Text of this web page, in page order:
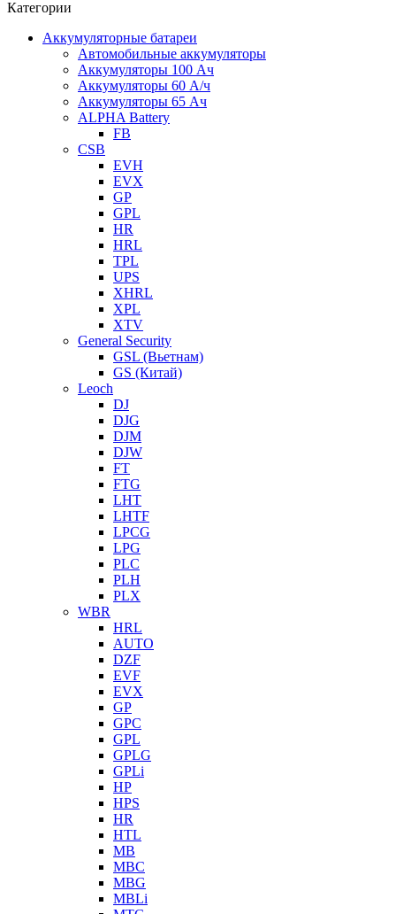
Категории
Аккумуляторные батареи
Автомобильные аккумуляторы
Аккумуляторы 100 Ач
Аккумуляторы 60 А/ч
Аккумуляторы 65 Ач
ALPHA Battery
FB
CSB
EVH
EVX
GP
GPL
HR
HRL
TPL
UPS
XHRL
XPL
XTV
General Security
GSL (Вьетнам)
GS (Китай)
Leoch
DJ
DJG
DJM
DJW
FT
FTG
LHT
LHTF
LPCG
LPG
PLC
PLH
PLX
WBR
HRL
AUTO
DZF
EVF
EVX
GP
GPC
GPL
GPLG
GPLi
HP
HPS
HR
HTL
MB
MBC
MBG
MBLi